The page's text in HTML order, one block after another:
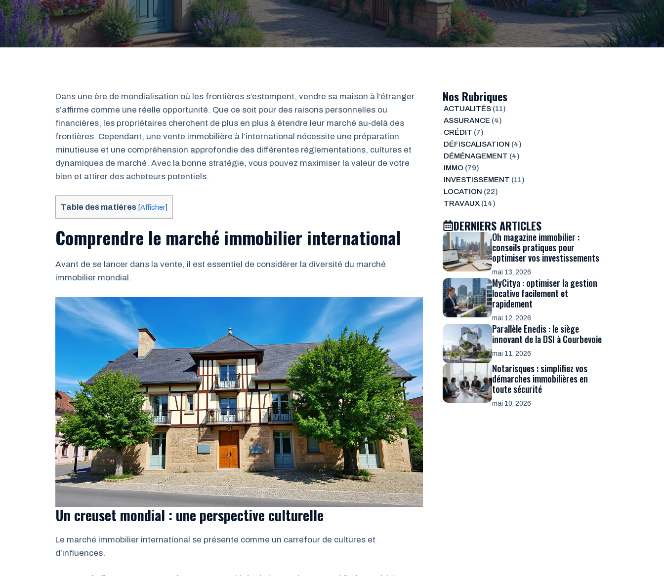
Dans une ère de mondialisation où les frontières s’estompent, vendre sa maison à l’étranger
s’affirme comme une réelle opportunité. Que ce soit pour des raisons personnelles ou
financières, les propriétaires cherchent de plus en plus à étendre leur marché au-delà des
frontières. Cependant, une vente immobilière à l’international nécessite une préparation
minutieuse et une compréhension approfondie des différentes réglementations, cultures et
dynamiques de marché. Avec la bonne stratégie, vous pouvez maximiser la valeur de votre
bien et attirer des acheteurs potentiels.
Table des matières [Afficher]
Comprendre le marché immobilier international
Avant de se lancer dans la vente, il est essentiel de considérer la diversité du marché
immobilier mondial.
Un creuset mondial : une perspective culturelle
Le marché immobilier international se présente comme un carrefour de cultures et
d’influences.
Nos Rubriques
ACTUALITÉS(11)
ASSURANCE (4)
CRÉDIT (7)
DÉFISCALISATION (4)
DÉMÉNAGEMENT (4)
IMMO (79)
INVESTISSEMENT (11)
LOCATION (22)
TRAVAUX(14)
DERNIERS ARTICLES
Oh magazine immobilier :
conseils pratiques pour
optimiser vos investissements
mai 13, 2026
MyCitya : optimiser la gestion
locative facilement et
rapidement
mai 12, 2026
Parallèle Enedis : le siège
innovant de la DSI à Courbevoie
mai 11, 2026
Notarisques : simplifiez vos
démarches immobilières en
toute sécurité
mai 10, 2026